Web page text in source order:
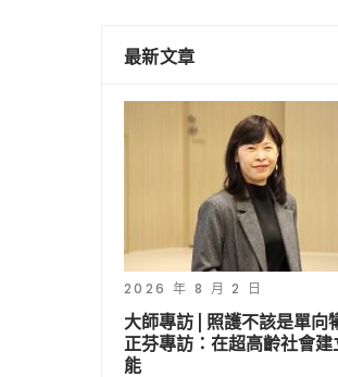
最新文章
2026 年 8 月 2 日
大師專訪 | 照護不該是單向
正芬專訪：在超高齡社會建
能